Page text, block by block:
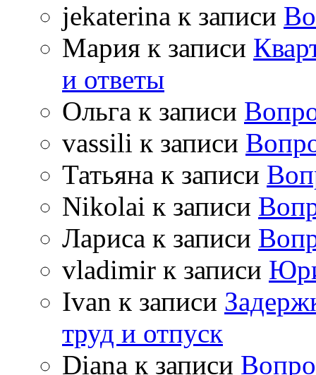
jekaterina к записи
Мария к записи
и ответы
Ольга к записи
vassili к записи
Татьяна к записи
Nikolai к записи
Лариса к записи
vladimir к записи
Ivan к записи
труд и отпуск
Diana к записи